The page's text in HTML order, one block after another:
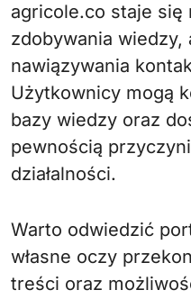
agricole.co staje
zdobywania wiedzy,
nawiązywania
Użytkownicy mogą
bazy wiedzy oraz
pewnością
działalności.
Warto odwiedzić
własne oczy
treści oraz